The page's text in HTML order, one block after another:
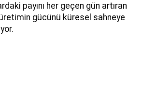
payını her geçen gün artıran
gücünü küresel sahneye